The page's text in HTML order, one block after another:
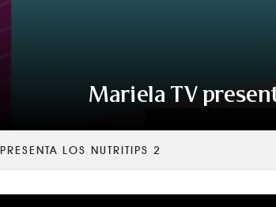
Mariela TV
LOS NUTRITIPS 2